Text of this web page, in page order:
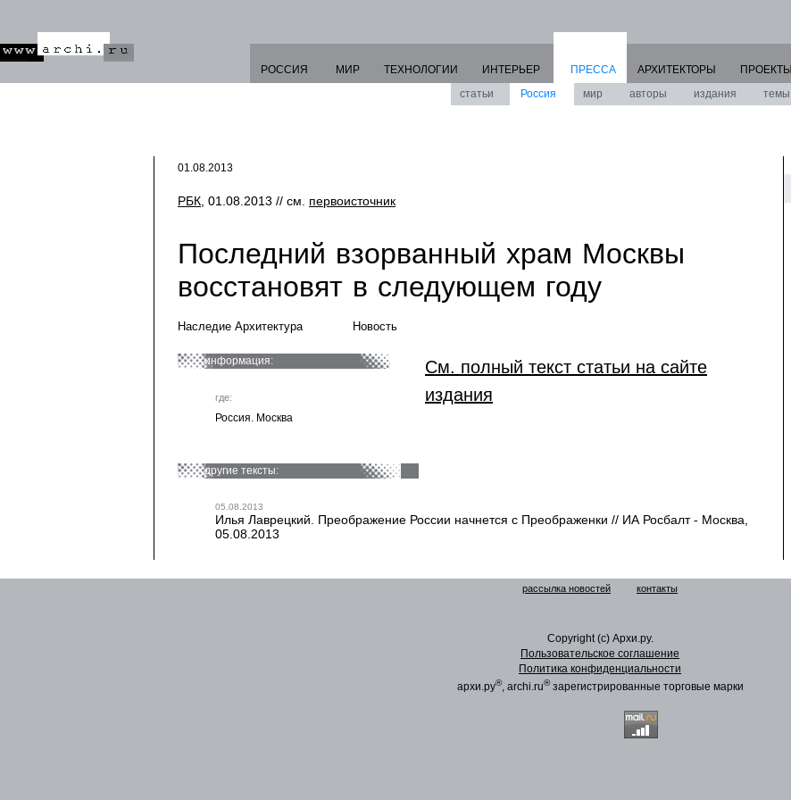
РОССИЯ МИР ТЕХНОЛОГИИ ИНТЕРЬЕР
ПРЕССА
статьи
Россия мир авторы издания темы
АРХИТЕКТОРЫ ПРОЕКТЫ
01.08.2013
РБК , 01.08.2013 // см. первоисточник
Последний взорванный храм Москвы
восстановят в следующем году
Наследие Архитектура Новость
информация:
где:
Россия. Москва
См. полный текст статьи на сайте
издания
другие тексты:
05.08.2013
Илья Лаврецкий. Преображение России начнется с Преображенки // ИА Росбалт - Москва,
05.08.2013
рассылка новостей контакты
Copyright (c) Архи.ру.
Пользовательское соглашение
Политика конфиденциальности
архи.ру®, archi.ru®зарегистрированные торговые марки